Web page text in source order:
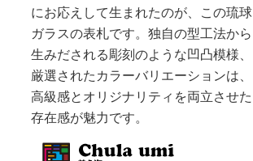
にお応えして生まれたのが、この琉球
ガラスの表札です。独自の型工法から
生みだされる彫刻のような凹凸模様、
厳選されたカラーバリエーションは、
高級感とオリジナリティを両立させた
存在感が魅力です。